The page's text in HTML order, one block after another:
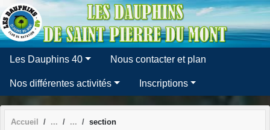
Les Dauphins 40 Nous contacter et plan
Nos différentes activités Inscriptions
Accueil section
Panneau de gestion des cookies